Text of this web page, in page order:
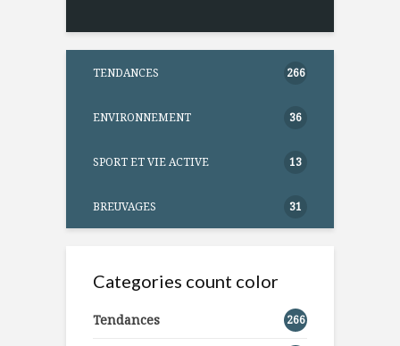
TENDANCES 266
ENVIRONNEMENT 36
SPORT ET VIE ACTIVE 13
BREUVAGES 31
Categories count color
Tendances 266